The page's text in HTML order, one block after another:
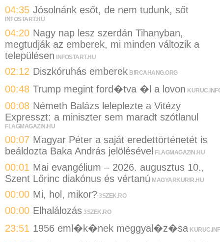
04:35 Jósolnánk esőt, de nem tudunk, sőt
INFOSTART.HU
04:20 Nagy nap lesz szerdán Tihanyban,
megtudják az emberek, mi minden változik a
településen INFOSTART.HU
02:12 Diszkóruhás emberek BIRCAHANG.ORG
00:48 Trump megint ford�tva �l a lovon
00:08 Németh Balázs leleplezte a Vitézy
Expresszt: a miniszter sem maradt szótlanul
FLAGMAGAZIN.HU
00:07 Magyar Péter a saját eredettörténetét is
beáldozta Baka András jelölésével
FLAGMAGAZIN.HU
00:01 Mai evangélium – 2026. augusztus 10.,
Szent Lőrinc diakónus és vértanú MAGYARKURIR.HU
00:00 Mi, hol, mikor? 3SZEK.RO
00:00 Elhalálozás 3SZEK.RO
23:51 1956 eml�k�nek meggyal�z�sa